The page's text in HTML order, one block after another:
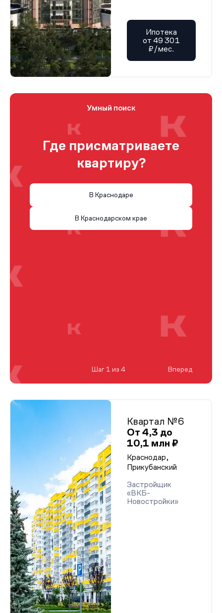
Ипотека
от 49 301
₽/мес.
Квартал №6
От 4,3 до
10,1 млн ₽
Краснодар,
Прикубанский
Застройщик
«ВКБ-
Новостройки»
Умный поиск
Где присматриваете
квартиру?
В Краснодаре
В Краснодарском крае
Шаг 1 из 4 Вперед